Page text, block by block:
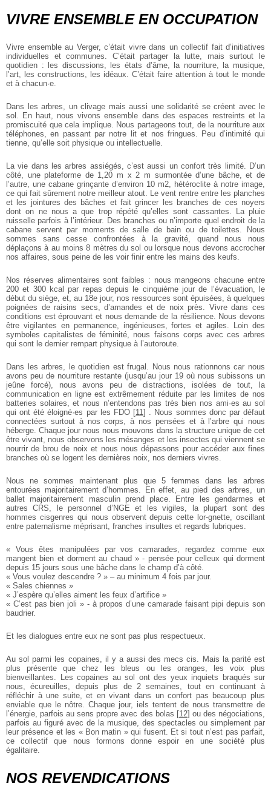
VIVRE ENSEMBLE EN OCCUPATION
Vivre ensemble au Verger, c’était vivre dans un collectif fait d’initiatives
individuelles et communes. C’était partager la lutte, mais surtout le
quotidien : les discussions, les états d’âme, la nourriture, la musique,
l’art, les constructions, les idéaux. C’était faire attention à tout le monde
et à chacun·e.
Dans les arbres, un clivage mais aussi une solidarité se créent avec le
sol. En haut, nous vivons ensemble dans des espaces restreints et la
promiscuité que cela implique. Nous partageons tout, de la nourriture aux
téléphones, en passant par notre lit et nos fringues. Peu d’intimité qui
tienne, qu’elle soit physique ou intellectuelle.
La vie dans les arbres assiégés, c’est aussi un confort très limité. D’un
côté, une plateforme de 1,20 m x 2 m surmontée d’une bâche, et de
l’autre, une cabane grinçante d’environ 10 m2, hétéroclite à notre image,
ce qui fait sûrement notre meilleur atout. Le vent rentre entre les planches
et les jointures des bâches et fait grincer les branches de ces noyers
dont on ne nous a que trop répété qu’elles sont cassantes. La pluie
ruisselle parfois à l’intérieur. Des branches ou n’importe quel endroit de la
cabane servent par moments de salle de bain ou de toilettes. Nous
sommes sans cesse confrontées à la gravité, quand nous nous
déplaçons à au moins 8 mètres du sol ou lorsque nous devons accrocher
nos affaires, sous peine de les voir finir entre les mains des keufs.
Nos réserves alimentaires sont faibles : nous mangeons chacune entre
200 et 300 kcal par repas depuis le cinquième jour de l’évacuation, le
début du siège, et, au 18e jour, nos ressources sont épuisées, à quelques
poignées de raisins secs, d’amandes et de noix près. Vivre dans ces
conditions est éprouvant et nous demande de la résilience. Nous devons
être vigilantes en permanence, ingénieuses, fortes et agiles. Loin des
symboles capitalistes de féminité, nous faisons corps avec ces arbres
qui sont le dernier rempart physique à l’autoroute.
Dans les arbres, le quotidien est frugal. Nous nous rationnons car nous
avons peu de nourriture restante (jusqu’au jour 19 où nous subissons un
jeûne forcé), nous avons peu de distractions, isolées de tout, la
communication en ligne est extrêmement réduite par les limites de nos
batteries solaires, et nous n’entendons pas très bien nos ami·es au sol
qui ont été éloigné·es par les FDO[11] . Nous sommes donc par défaut
connectées surtout à nos corps, à nos pensées et à l’arbre qui nous
héberge. Chaque jour nous nous mouvons dans la structure unique de cet
être vivant, nous observons les mésanges et les insectes qui viennent se
nourrir de brou de noix et nous nous dépassons pour accéder aux fines
branches où se logent les dernières noix, nos derniers vivres.
Nous ne sommes maintenant plus que 5 femmes dans les arbres
entourées majoritairement d’hommes. En effet, au pied des arbres, un
ballet majoritairement masculin prend place. Entre les gendarmes et
autres CRS, le personnel d’NGE et les vigiles, la plupart sont des
hommes cisgenres qui nous observent depuis cette lor-gnette, oscillant
entre paternalisme méprisant, franches insultes et regards lubriques.
« Vous êtes manipulées par vos camarades, regardez comme eux
mangent bien et dorment au chaud » - pensée pour celleux qui dorment
depuis 15 jours sous une bâche dans le champ d’à côté.
« Vous voulez descendre ? » – au minimum 4 fois par jour.
« Sales chiennes »
« J’espère qu’elles aiment les feux d’artifice »
« C’est pas bien joli » - à propos d’une camarade faisant pipi depuis son
baudrier.
Et les dialogues entre eux ne sont pas plus respectueux.
Au sol parmi les copaines, il y a aussi des mecs cis. Mais la parité est
plus présente que chez les bleus ou les oranges, les voix plus
bienveillantes. Les copaines au sol ont des yeux inquiets braqués sur
nous, écureuilles, depuis plus de 2 semaines, tout en continuant à
réfléchir à une suite, et en vivant dans un confort pas beaucoup plus
enviable que le nôtre. Chaque jour, iels tentent de nous transmettre de
l’énergie, parfois au sens propre avec des bolas [12] ou des négociations,
parfois au figuré avec de la musique, des spectacles ou simplement par
leur présence et les « Bon matin » qui fusent. Et si tout n’est pas parfait,
ce collectif que nous formons donne espoir en une société plus
égalitaire.
NOS REVENDICATIONS